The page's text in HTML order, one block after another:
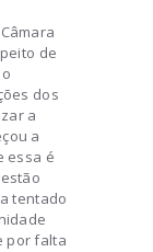
de
dos
a
a
essa é
tentado
por falta